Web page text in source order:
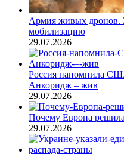
Армия живых дронов.
мобилизацию
29.07.2026
Россия напомнила
Анкоридж – жив
29.07.2026
Почему Европа
29.07.2026